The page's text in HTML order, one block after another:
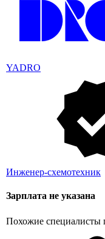
YADRO
Инженер-схемотехник
Зарплата не указана
Похожие специалисты